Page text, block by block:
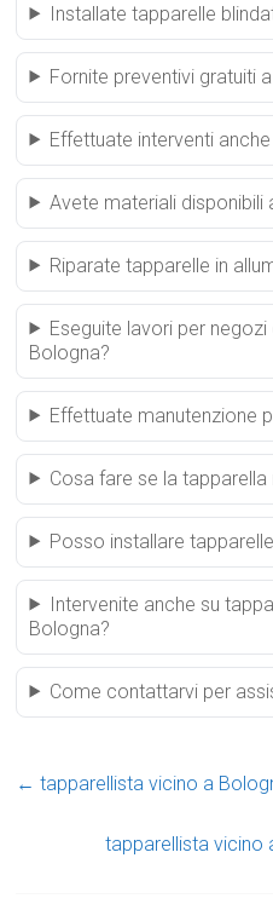
Installate tapparelle
Fornite preventivi gratuiti
Effettuate interventi
Avete materiali disponibili
Riparate tapparelle in
Eseguite lavori per
Bologna?
Effettuate manutenzione
Cosa fare se la
Posso installare
Intervenite anche su
Bologna?
Come contattarvi per
← tapparellista vicino a
tapparellista vicino